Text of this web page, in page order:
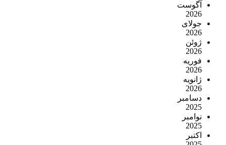
آگوست
2026
جولای
2026
ژوئن
2026
فوریه
2026
ژانویه
2026
دسامبر
2025
نوامبر
2025
اکتبر